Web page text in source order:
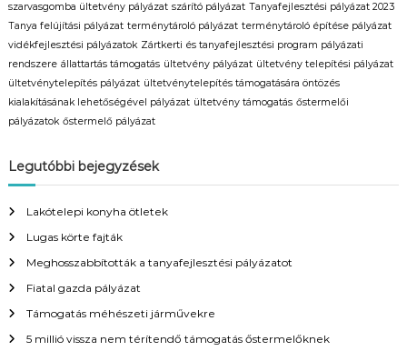
szarvasgomba ültetvény pályázat szárító pályázat Tanyafejlesztési pályázat 2023
Tanya felújítási pályázat terménytároló pályázat terménytároló építése pályázat
vidékfejlesztési pályázatok Zártkerti és tanyafejlesztési program pályázati
rendszere állattartás támogatás ültetvény pályázat ültetvény telepítési pályázat
ültetvénytelepítés pályázat ültetvénytelepítés támogatására öntözés
kialakításának lehetőségével pályázat ültetvény támogatás őstermelői
pályázatok őstermelő pályázat
Legutóbbi bejegyzések
Lakótelepi konyha ötletek
Lugas körte fajták
Meghosszabbították a tanyafejlesztési pályázatot
Fiatal gazda pályázat
Támogatás méhészeti járművekre
5 millió vissza nem térítendő támogatás őstermelőknek